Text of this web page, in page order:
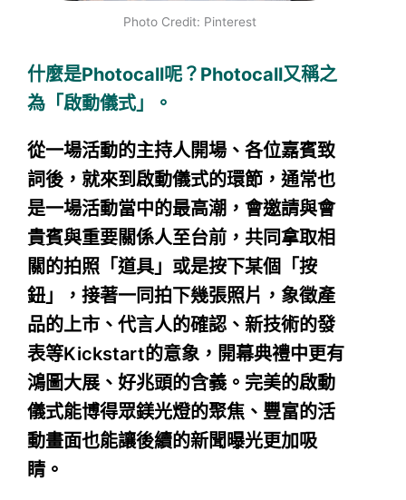
Photo Credit: Pinterest
什麼是Photocall呢？Photocall又稱之
為「啟動儀式」。
從一場活動的主持人開場、各位嘉賓致
詞後，就來到啟動儀式的環節，通常也
是一場活動當中的最高潮，會邀請與會
貴賓與重要關係人至台前，共同拿取相
關的拍照「道具」或是按下某個「按
鈕」，接著一同拍下幾張照片，象徵產
品的上市、代言人的確認、新技術的發
表等Kickstart的意象，開幕典禮中更有
鴻圖大展、好兆頭的含義。完美的啟動
儀式能博得眾鎂光燈的聚焦、豐富的活
動畫面也能讓後續的新聞曝光更加吸
睛。